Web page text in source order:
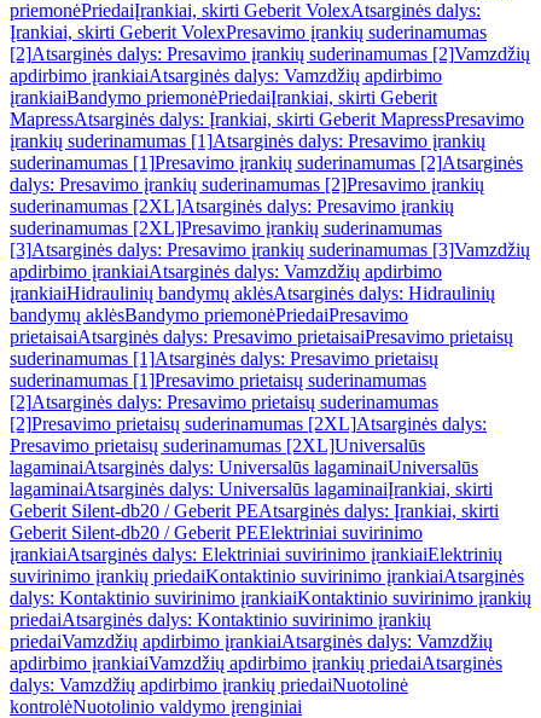
priemonėPriedaiĮrankiai, skirti Geberit VolexAtsarginės dalys:
Įrankiai, skirti Geberit VolexPresavimo įrankių suderinamumas
[2]Atsarginės dalys: Presavimo įrankių suderinamumas [2]Vamzdžių
apdirbimo įrankiaiAtsarginės dalys: Vamzdžių apdirbimo
įrankiaiBandymo priemonėPriedaiĮrankiai, skirti Geberit
MapressAtsarginės dalys: Įrankiai, skirti Geberit MapressPresavimo
įrankių suderinamumas [1]Atsarginės dalys: Presavimo įrankių
suderinamumas [1]Presavimo įrankių suderinamumas [2]Atsarginės
dalys: Presavimo įrankių suderinamumas [2]Presavimo įrankių
suderinamumas [2XL]Atsarginės dalys: Presavimo įrankių
suderinamumas [2XL]Presavimo įrankių suderinamumas
[3]Atsarginės dalys: Presavimo įrankių suderinamumas [3]Vamzdžių
apdirbimo įrankiaiAtsarginės dalys: Vamzdžių apdirbimo
įrankiaiHidraulinių bandymų aklėsAtsarginės dalys: Hidraulinių
bandymų aklėsBandymo priemonėPriedaiPresavimo
prietaisaiAtsarginės dalys: Presavimo prietaisaiPresavimo prietaisų
suderinamumas [1]Atsarginės dalys: Presavimo prietaisų
suderinamumas [1]Presavimo prietaisų suderinamumas
[2]Atsarginės dalys: Presavimo prietaisų suderinamumas
[2]Presavimo prietaisų suderinamumas [2XL]Atsarginės dalys:
Presavimo prietaisų suderinamumas [2XL]Universalūs
lagaminaiAtsarginės dalys: Universalūs lagaminaiUniversalūs
lagaminaiAtsarginės dalys: Universalūs lagaminaiĮrankiai, skirti
Geberit Silent-db20 / Geberit PEAtsarginės dalys: Įrankiai, skirti
Geberit Silent-db20 / Geberit PEElektriniai suvirinimo
įrankiaiAtsarginės dalys: Elektriniai suvirinimo įrankiaiElektrinių
suvirinimo įrankių priedaiKontaktinio suvirinimo įrankiaiAtsarginės
dalys: Kontaktinio suvirinimo įrankiaiKontaktinio suvirinimo įrankių
priedaiAtsarginės dalys: Kontaktinio suvirinimo įrankių
priedaiVamzdžių apdirbimo įrankiaiAtsarginės dalys: Vamzdžių
apdirbimo įrankiaiVamzdžių apdirbimo įrankių priedaiAtsarginės
dalys: Vamzdžių apdirbimo įrankių priedaiNuotolinė
kontrolėNuotolinio valdymo įrenginiai